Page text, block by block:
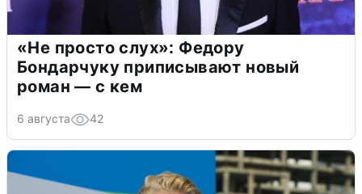
«Не просто слух»: Федору
Бондарчуку приписывают новый
роман — с кем
6 августа 42